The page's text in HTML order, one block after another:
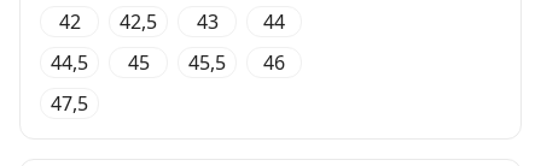
42
42,5 43
44
44,5
45 45,5
46
47,5